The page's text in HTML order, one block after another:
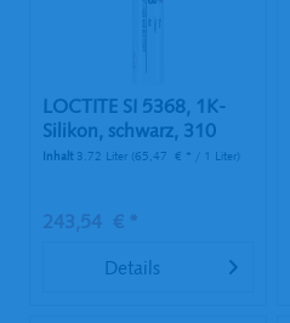
LOCTITE SI 5368, 1K-
Silikon, schwarz, 310
ml...
Inhalt 3.72 Liter (65,47 € * / 1 Liter)
243,54 € *
Details